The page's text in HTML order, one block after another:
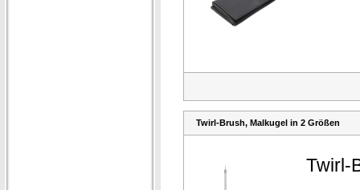
Twirl-Brush, Malkugel in 2 Größen
Twirl-